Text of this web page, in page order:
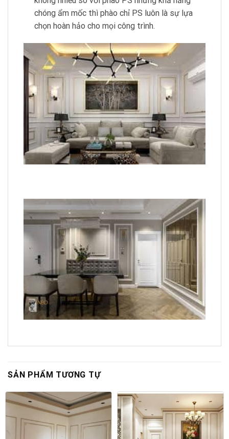
chóng ẩm mốc thì phào chỉ PS luôn là sự lựa
chọn hoàn hảo cho mọi công trình.
SẢN PHẨM TƯƠNG TỰ